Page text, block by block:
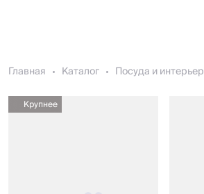
Главная Каталог Посуда и интерьер
Крупнее